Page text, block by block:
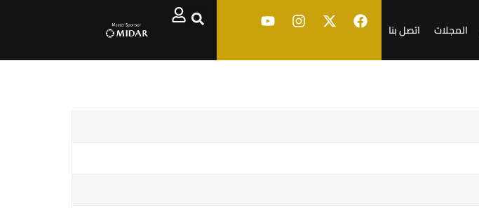
المجلات اتصل بنا